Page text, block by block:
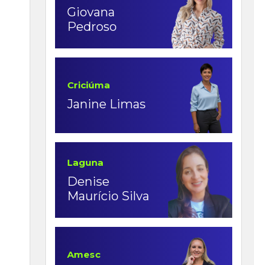
Giovana
Pedroso
Criciúma
Janine Limas
Laguna
Denise
Maurício Silva
Amesc